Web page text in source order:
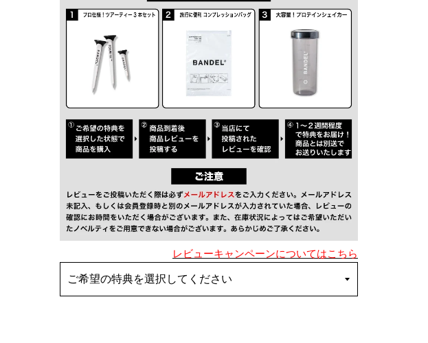
レビューキャンペーンについてはこちら